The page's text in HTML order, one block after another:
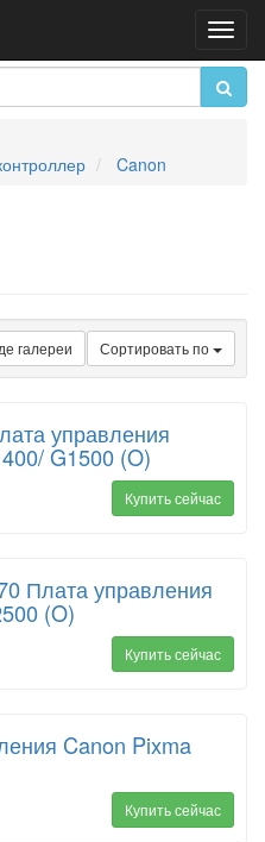
Canon
Сортировать по
галереи
управления
G1500 (O)
Купить сейчас
Плата управления
(O)
Купить сейчас
Canon Pixma
Купить сейчас